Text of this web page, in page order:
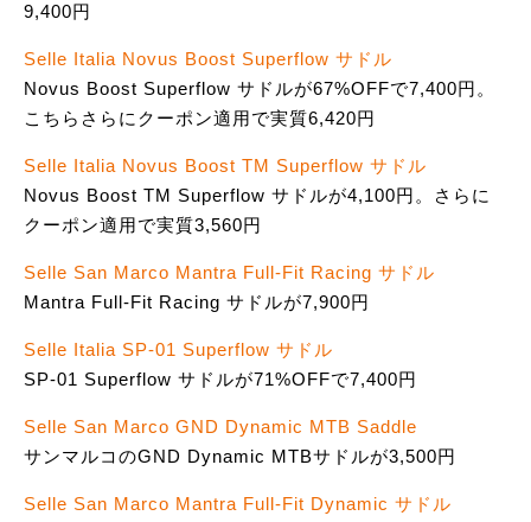
9,400円
Selle Italia Novus Boost Superflow サドル
Novus Boost Superflow サドルが67%OFFで7,400円。
こちらさらにクーポン適用で実質6,420円
Selle Italia Novus Boost TM Superflow サドル
Novus Boost TM Superflow サドルが4,100円。さらに
クーポン適用で実質3,560円
Selle San Marco Mantra Full-Fit Racing サドル
Mantra Full-Fit Racing サドルが7,900円
Selle Italia SP-01 Superflow サドル
SP-01 Superflow サドルが71%OFFで7,400円
Selle San Marco GND Dynamic MTB Saddle
サンマルコのGND Dynamic MTBサドルが3,500円
Selle San Marco Mantra Full-Fit Dynamic サドル